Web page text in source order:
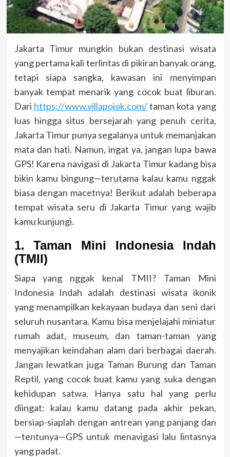
Jakarta Timur mungkin bukan destinasi wisata
yang pertama kali terlintas di pikiran banyak orang,
tetapi siapa sangka, kawasan ini menyimpan
banyak tempat menarik yang cocok buat liburan.
Dari https://www.villapojok.com/taman kota yang
luas hingga situs bersejarah yang penuh cerita,
Jakarta Timur punya segalanya untuk memanjakan
mata dan hati. Namun, ingat ya, jangan lupa bawa
GPS! Karena navigasi di Jakarta Timur kadang bisa
bikin kamu bingung—terutama kalau kamu nggak
biasa dengan macetnya! Berikut adalah beberapa
tempat wisata seru di Jakarta Timur yang wajib
kamu kunjungi.
1. Taman Mini Indonesia Indah
(TMII)
Siapa yang nggak kenal TMII? Taman Mini
Indonesia Indah adalah destinasi wisata ikonik
yang menampilkan kekayaan budaya dan seni dari
seluruh nusantara. Kamu bisa menjelajahi miniatur
rumah adat, museum, dan taman-taman yang
menyajikan keindahan alam dari berbagai daerah.
Jangan lewatkan juga Taman Burung dan Taman
Reptil, yang cocok buat kamu yang suka dengan
kehidupan satwa. Hanya satu hal yang perlu
diingat: kalau kamu datang pada akhir pekan,
bersiap-siaplah dengan antrean yang panjang dan
—tentunya—GPS untuk menavigasi lalu lintasnya
yang padat.